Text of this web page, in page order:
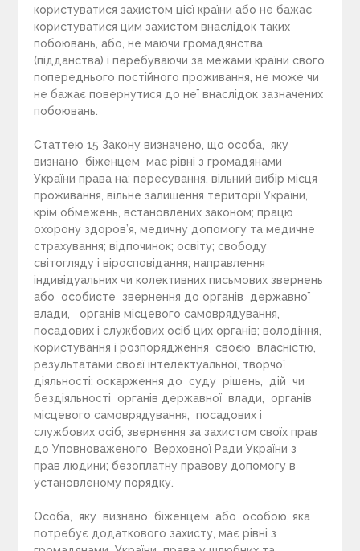
користуватися захистом цієї країни або не бажає
користуватися цим захистом внаслідок таких
побоювань, або, не маючи громадянства
(підданства) і перебуваючи за межами країни свого
попереднього постійного проживання, не може чи
не бажає повернутися до неї внаслідок зазначених
побоювань.
Статтею 15 Закону визначено, що особа, яку
визнано біженцем має рівні з громадянами
України права на: пересування, вільний вибір місця
проживання, вільне залишення території України,
крім обмежень, встановлених законом; працю
охорону здоров’я, медичну допомогу та медичне
страхування; відпочинок; освіту; свободу
світогляду і віросповідання; направлення
індивідуальних чи колективних письмових звернень
або особисте звернення до органів державної
влади, органів місцевого самоврядування,
посадових і службових осіб цих органів; володіння,
користування і розпорядження своєю власністю,
результатами своєї інтелектуальної, творчої
діяльності; оскарження до суду рішень, дій чи
бездіяльності органів державної влади, органів
місцевого самоврядування, посадових і
службових осіб; звернення за захистом своїх прав
до Уповноваженого Верховної Ради України з
прав людини; безоплатну правову допомогу в
установленому порядку.
Особа, яку визнано біженцем або особою, яка
потребує додаткового захисту, має рівні з